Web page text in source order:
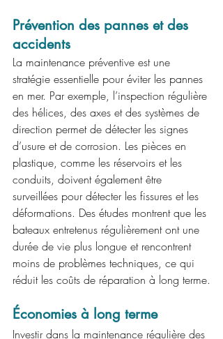
Prévention des pannes et des
accidents
La maintenance préventive est une
stratégie essentielle pour éviter les pannes
en mer. Par exemple, l’inspection régulière
des hélices, des axes et des systèmes de
direction permet de détecter les signes
d’usure et de corrosion. Les pièces en
plastique, comme les réservoirs et les
conduits, doivent également être
surveillées pour détecter les fissures et les
déformations. Des études montrent que les
bateaux entretenus régulièrement ont une
durée de vie plus longue et rencontrent
moins de problèmes techniques, ce qui
réduit les coûts de réparation à long terme.
Économies à long terme
Investir dans la maintenance régulière des